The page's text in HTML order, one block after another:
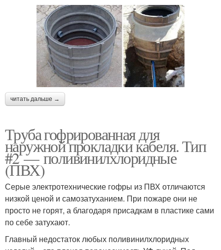
читать дальше →
Труба гофрированная для
наружной прокладки кабеля. Тип
#2 — поливинилхлоридные
(ПВХ)
Серые электротехнические гофры из ПВХ отличаются
низкой ценой и самозатуханием. При пожаре они не
просто не горят, а благодаря присадкам в пластике сами
по себе затухают.
Главный недостаток любых поливинилхлоридных